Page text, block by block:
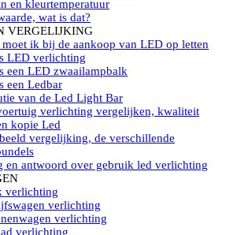
inbouw
opbouw
tractoren
Led koplampen
Led zoeklamp Allremote
Led zoeklicht Golight
Roestvrijstaal Led zoeklicht
Led zoeklicht diverse
accessoires ALLremote
230V
Led zoeklichten
LED
– Light Bars
– Light Bars – Edge Light
– Work Lights
Led werklampen
en kleurtemperatuur
wat is dat?
VERGELIJKING
moet ik bij de aankoop van LED op letten
LED verlichting
een LED zwaailampbalk
een Ledbar
van de Led Light Bar
verlichting vergelijken, kwaliteit
kopie Led
vergelijking, de verschillende
en antwoord over gebruik led verlichting
verlichting
verlichting
verlichting
verlichting